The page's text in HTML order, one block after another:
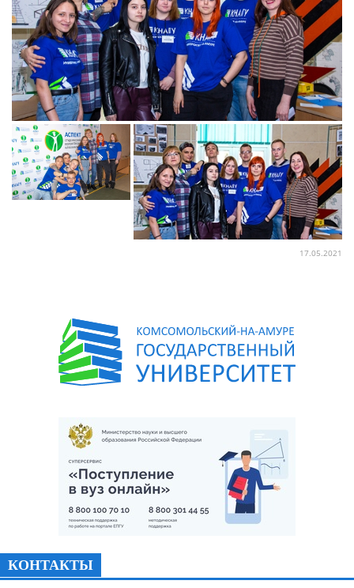
17.05.2021
КОНТАКТЫ